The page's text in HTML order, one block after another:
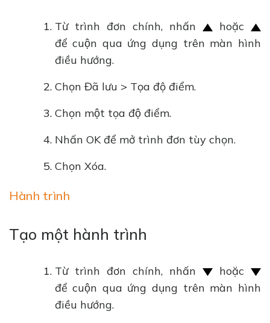
Từ trình đơn chính, nhấn
hoặc
để cuộn qua ứng dụng trên màn hình
điều hướng.
Chọn Đã lưu > Tọa độ điểm.
Chọn một tọa độ điểm.
Nhấn OK để mở trình đơn tùy chọn.
Chọn Xóa.
Hành trình
Tạo một hành trình
Từ trình đơn chính, nhấn
hoặc
để cuộn qua ứng dụng trên màn hình
điều hướng.